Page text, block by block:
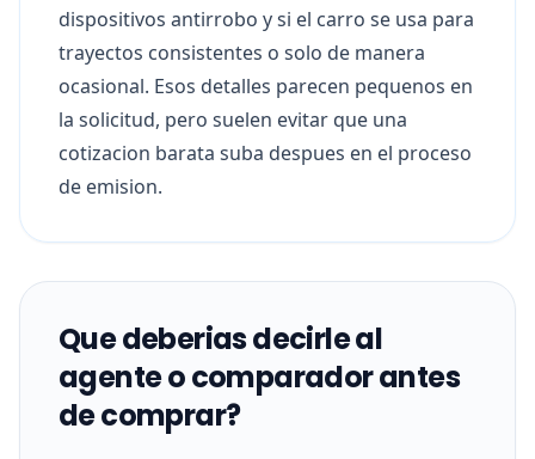
dispositivos antirrobo y si el carro se usa para
trayectos consistentes o solo de manera
ocasional. Esos detalles parecen pequenos en
la solicitud, pero suelen evitar que una
cotizacion barata suba despues en el proceso
de emision.
Que deberias decirle al
agente o comparador antes
de comprar?